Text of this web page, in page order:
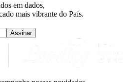
em dados,
mais vibrante do País.
Assinar